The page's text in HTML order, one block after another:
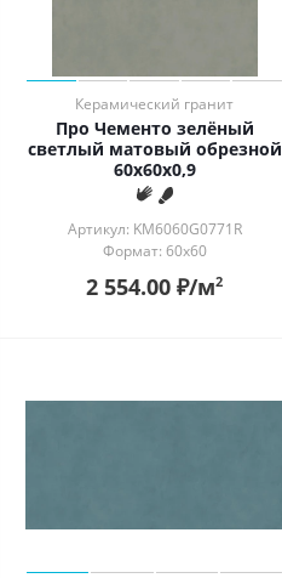
Керамический гранит
Про Чементо зелёный
светлый матовый обрезной
60х60x0,9
Артикул: KM6060G0771R
Формат: 60x60
2 554.00 ₽/м2